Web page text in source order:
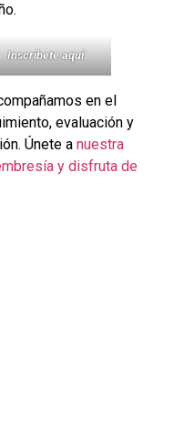
Inscríbete aquí
en el
evaluación y
Únete a nuestra
y disfruta de